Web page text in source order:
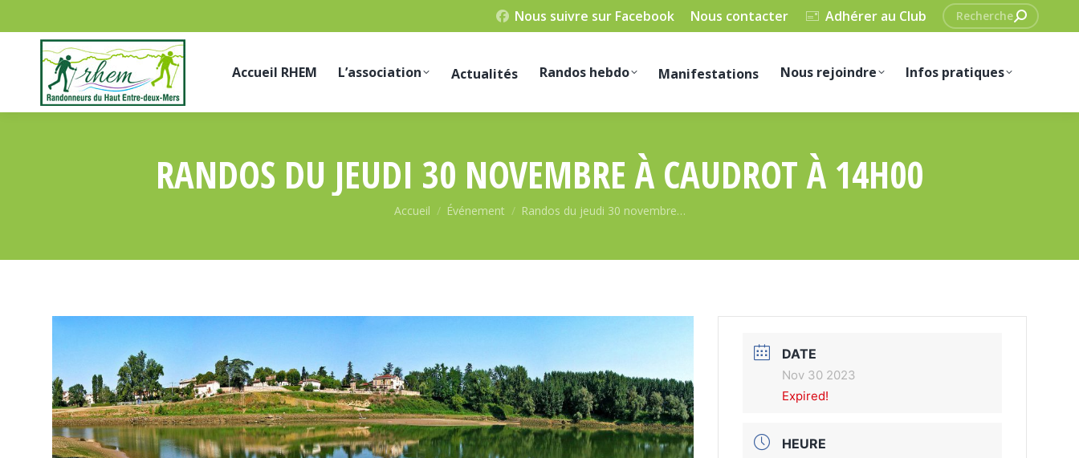
Nous suivre sur Facebook Nous contacter Adhérer au Club
Recherche
:
Accueil RHEM L’association Actualités Randos hebdo Manifestations Nous rejoindre Infos pratiques
RANDOS DU JEUDI 30 NOVEMBRE À CAUDROT À 14H00
Vous êtes ici :
Accueil Événement Randos du jeudi 30 novembre…
DATE
Nov 30 2023
Expired!
HEURE